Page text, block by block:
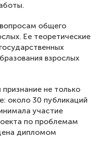
общего
Ее теоретические
взрослых
не только
около 30 публикаций
участие
по проблемам
дипломом